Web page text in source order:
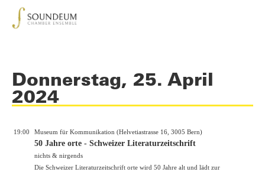
Donnerstag, 25. April
2024
19:00 Museum für Kommunikation (Helvetiastrasse 16, 3005 Bern)
50 Jahre orte - Schweizer Literaturzeitschrift
nichts & nirgends
Die Schweizer Literaturzeitschrift orte wird 50 Jahre alt und lädt zur